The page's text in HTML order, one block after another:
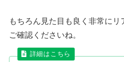
もちろん見た目も良く非常に
ご確認くださいね。